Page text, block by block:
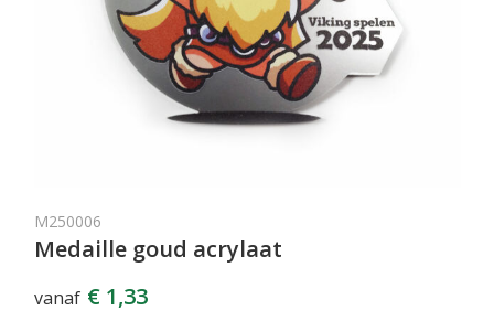
M250006
Medaille goud acrylaat
vanaf € 1,33